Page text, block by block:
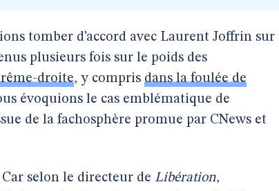
tomber d’accord avec Laurent Joffrin sur
plusieurs fois sur le poids des
droite, y compris dans la foulée de
évoquions le cas emblématique de
de la fachosphère promue par CNews et
selon le directeur de Libération,